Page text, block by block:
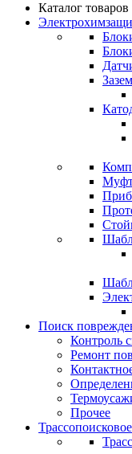
Каталог товаров
Поиск
Контроль
Ремонт
Прочее